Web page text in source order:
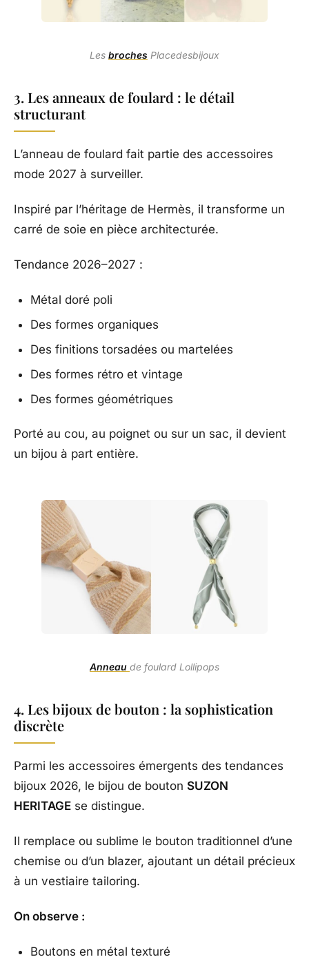
Les broches Placedesbijoux
3. Les anneaux de foulard : le détail
structurant
L’anneau de foulard fait partie des accessoires
mode 2027 à surveiller.
Inspiré par l’héritage de Hermès, il transforme un
carré de soie en pièce architecturée.
Tendance 2026–2027 :
Métal doré poli
Des formes organiques
Des finitions torsadées ou martelées
Des formes rétro et vintage
Des formes géométriques
Porté au cou, au poignet ou sur un sac, il devient
un bijou à part entière.
Anneau de foulard Lollipops
4. Les bijoux de bouton : la sophistication
discrète
Parmi les accessoires émergents des tendances
bijoux 2026, le bijou de bouton SUZON
HERITAGE se distingue.
Il remplace ou sublime le bouton traditionnel d’une
chemise ou d’un blazer, ajoutant un détail précieux
à un vestiaire tailoring.
On observe :
Boutons en métal texturé